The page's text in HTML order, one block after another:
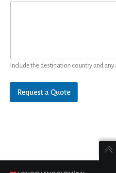
Include the destination country and
Request a Quote